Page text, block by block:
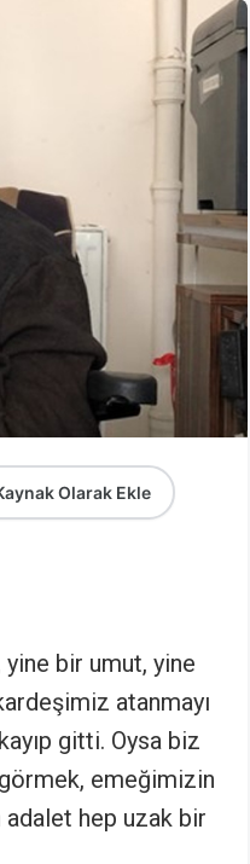
Olarak Ekle
yine bir umut, yine
atanmayı
gitti. Oysa biz
emeğimizin
adalet hep uzak bir